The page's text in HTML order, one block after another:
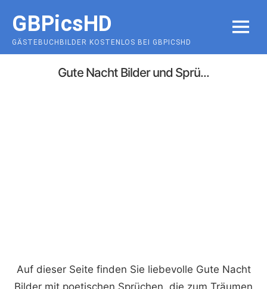
content
GBPicsHD
GÄSTEBUCHBILDER KOSTENLOS BEI GBPICSHD
MENU
Gute Nacht Bilder und Sprü...
Auf dieser Seite finden Sie liebevolle Gute Nacht
Bilder mit poetischen Sprüchen, die zum Träumen